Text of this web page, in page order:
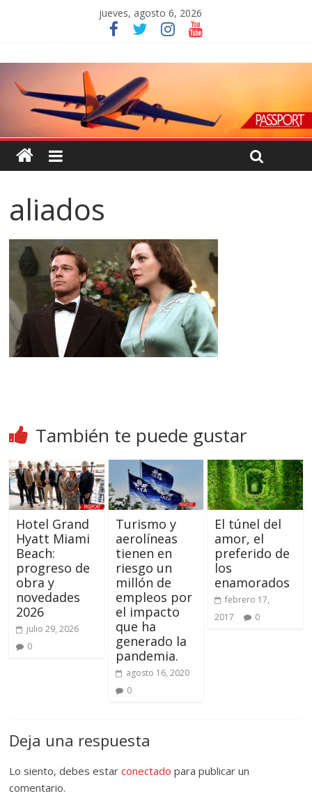
jueves, agosto 6, 2026
aliados
También te puede gustar
Hotel Grand
Hyatt Miami
Beach:
progreso de
obra y
novedades
2026
julio 29, 2026
0
Turismo y
aerolíneas
tienen en
riesgo un
millón de
empleos por
el impacto
que ha
generado la
pandemia.
agosto 16, 2020
0
El túnel del
amor, el
preferido de
los
enamorados
febrero 17,
2017
0
Deja una respuesta
Lo siento, debes estarconectado para publicar un
comentario.